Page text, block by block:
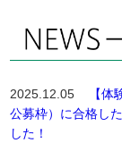
2025.12.05
【
公募枠）に合格し
した！